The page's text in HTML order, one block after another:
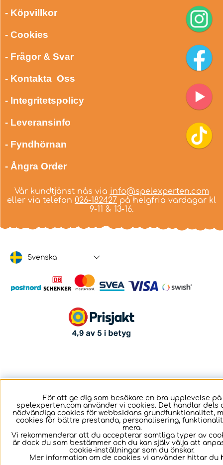
- Köpvillkor
- Cookies
- Frågor & Svar
- Kontakta Oss
- Integritetspolicy
- Leveransinfo
- Fyndhörnan
- Ångra Order
Vår kundtjänst nås via info@spelexperten.com
eller via telefon 026-182427 på helgfria vardagar kl
9-11 & 13-16.
Svenska
För att ge dig som besökare en bra upplevelse på
spelexperten.com använder vi cookies. Det handlar dels
nödvändiga cookies för webbsidans grundfunktionalitet,
cookies för bättre prestanda, personalisering,
mera.
Vi rekommenderar att du accepterar samtliga typer av
är dock du som bestämmer och du kan själv välja att
cookie-inställningar som du önskar.
Mer information om de cookies vi använder hittar du